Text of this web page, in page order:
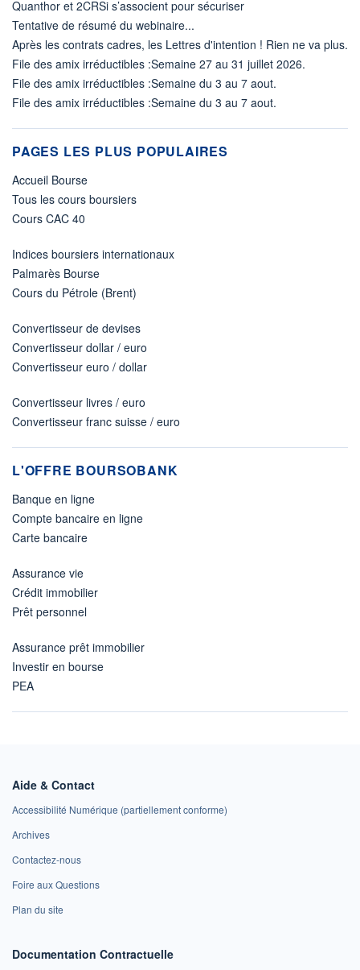
Quanthor et 2CRSi s’associent pour sécuriser
Tentative de résumé du webinaire...
Après les contrats cadres, les Lettres d'intention ! Rien ne va plus.
File des amix irréductibles :Semaine 27 au 31 juillet 2026.
File des amix irréductibles :Semaine du 3 au 7 aout.
File des amix irréductibles :Semaine du 3 au 7 aout.
PAGES LES PLUS POPULAIRES
Accueil Bourse
Tous les cours boursiers
Cours CAC 40
Indices boursiers internationaux
Palmarès Bourse
Cours du Pétrole (Brent)
Convertisseur de devises
Convertisseur dollar / euro
Convertisseur euro / dollar
Convertisseur livres / euro
Convertisseur franc suisse / euro
L'OFFRE BOURSOBANK
Banque en ligne
Compte bancaire en ligne
Carte bancaire
Assurance vie
Crédit immobilier
Prêt personnel
Assurance prêt immobilier
Investir en bourse
PEA
Aide & Contact
Accessibilité Numérique (partiellement conforme)
Archives
Contactez-nous
Foire aux Questions
Plan du site
Documentation Contractuelle